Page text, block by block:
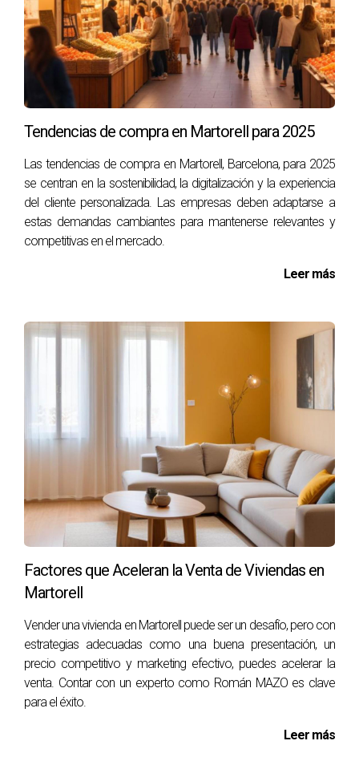
Tendencias de compra en Martorell para 2025
Las tendencias de compra en Martorell, Barcelona, para 2025
se centran en la sostenibilidad, la digitalización y la experiencia
del cliente personalizada. Las empresas deben adaptarse a
estas demandas cambiantes para mantenerse relevantes y
competitivas en el mercado.
Leer más
Factores que Aceleran la Venta de Viviendas en
Martorell
Vender una vivienda en Martorell puede ser un desafío, pero con
estrategias adecuadas como una buena presentación, un
precio competitivo y marketing efectivo, puedes acelerar la
venta. Contar con un experto como Román MAZO es clave
para el éxito.
Leer más